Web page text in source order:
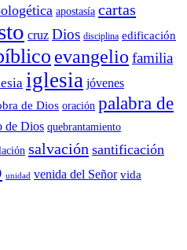
apostasía cartas
cruz Dios disciplina edificación
evangelio familia
iglesia jóvenes
de Dios oración palabra de
de Dios quebrantamiento
salvación santificación
unidad venida del Señor vida